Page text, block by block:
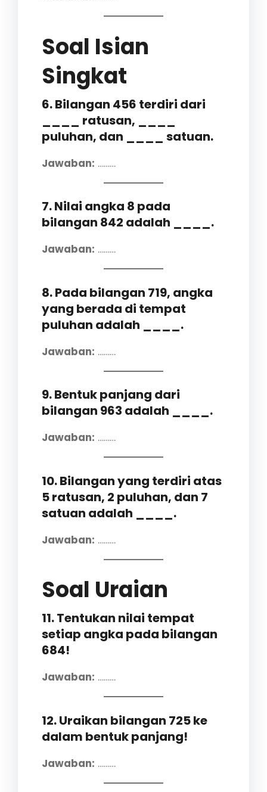
Soal Isian
Singkat
6. Bilangan 456 terdiri dari
____ ratusan, ____
puluhan, dan ____ satuan.
Jawaban: ………
7. Nilai angka 8 pada
bilangan 842 adalah ____.
Jawaban: ………
8. Pada bilangan 719, angka
yang berada di tempat
puluhan adalah ____.
Jawaban: ………
9. Bentuk panjang dari
bilangan 963 adalah ____.
Jawaban: ………
10. Bilangan yang terdiri atas
5 ratusan, 2 puluhan, dan 7
satuan adalah ____.
Jawaban: ………
Soal Uraian
11. Tentukan nilai tempat
setiap angka pada bilangan
684!
Jawaban: ………
12. Uraikan bilangan 725 ke
dalam bentuk panjang!
Jawaban: ………